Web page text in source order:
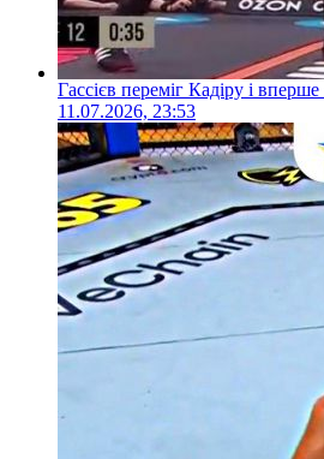
Гассієв переміг Кадіру і
11.07.2026, 23:53